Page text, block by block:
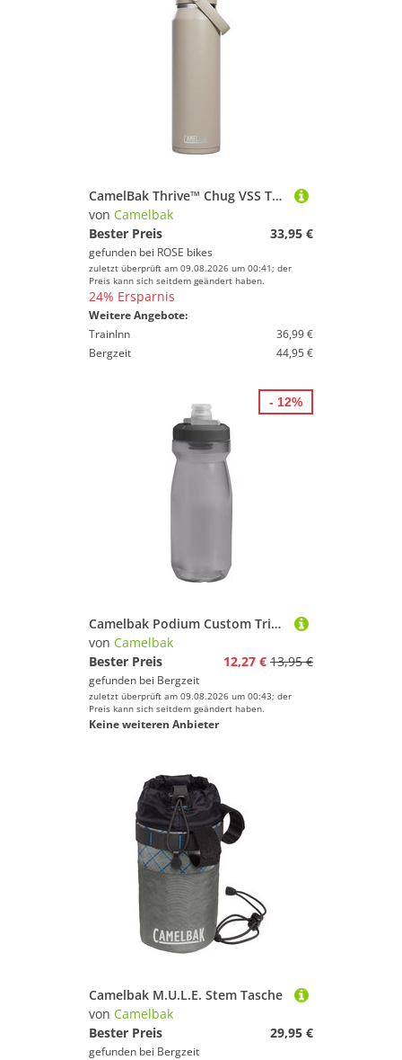
CamelBak Thrive™ Chug VSS Trinkflasche, 1 Liter
von Camelbak
Bester Preis
33,95 €
gefunden bei ROSE bikes
zuletzt überprüft am 09.08.2026 um 00:41; der
Preis kann sich seitdem geändert haben.
24% Ersparnis
Weitere Angebote:
TrainInn
36,99 €
Bergzeit
44,95 €
Camelbak Podium Custom Trinkflasche
von Camelbak
Bester Preis
12,27 € 13,95 €
gefunden bei Bergzeit
zuletzt überprüft am 09.08.2026 um 00:43; der
Preis kann sich seitdem geändert haben.
Keine weiteren Anbieter
- 12%
Camelbak M.U.L.E. Stem Tasche
von Camelbak
Bester Preis
29,95 €
gefunden bei Bergzeit